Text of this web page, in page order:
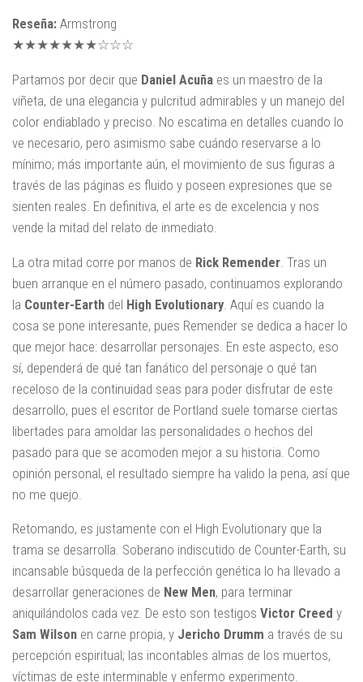
Reseña: Armstrong
★★★★★★★☆☆☆
Partamos por decir que Daniel Acuña es un maestro de la
viñeta, de una elegancia y pulcritud admirables y un manejo del
color endiablado y preciso. No escatima en detalles cuando lo
ve necesario, pero asimismo sabe cuándo reservarse a lo
mínimo; más importante aún, el movimiento de sus figuras a
través de las páginas es fluido y poseen expresiones que se
sienten reales. En definitiva, el arte es de excelencia y nos
vende la mitad del relato de inmediato.
La otra mitad corre por manos de Rick Remender . Tras un
buen arranque en el número pasado, continuamos explorando
la Counter-Earth del High Evolutionary . Aquí es cuando la
cosa se pone interesante, pues Remender se dedica a hacer lo
que mejor hace: desarrollar personajes. En este aspecto, eso
sí, dependerá de qué tan fanático del personaje o qué tan
receloso de la continuidad seas para poder disfrutar de este
desarrollo, pues el escritor de Portland suele tomarse ciertas
libertades para amoldar las personalidades o hechos del
pasado para que se acomoden mejor a su historia. Como
opinión personal, el resultado siempre ha valido la pena, así que
no me quejo.
Retomando, es justamente con el High Evolutionary que la
trama se desarrolla. Soberano indiscutido de Counter-Earth, su
incansable búsqueda de la perfección genética lo ha llevado a
desarrollar generaciones de New Men, para terminar
aniquilándolos cada vez. De esto son testigos Victor Creed y
Sam Wilson en carne propia, y Jericho Drumm a través de su
percepción espiritual; las incontables almas de los muertos,
víctimas de este interminable y enfermo experimento.